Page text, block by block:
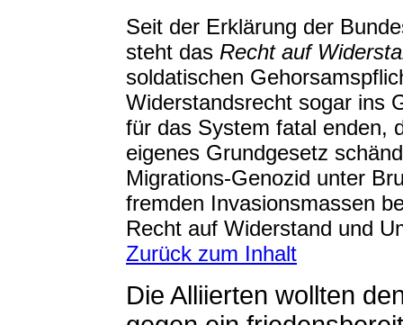
Seit der Erklärung der
steht das Recht auf
soldatischen
Widerstandsrecht sogar ins
für das System fatal enden,
eigenes Grundgesetz
Migrations-Genozid unter
fremden Invasionsmassen
Recht auf Widerstand und
Zurück zum Inhalt
Die Alliierten wollten